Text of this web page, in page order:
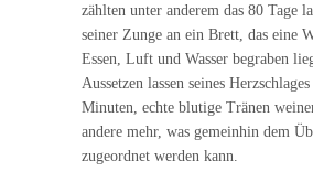
zählten unter anderem das 80 Tage
seiner Zunge an ein Brett, das eine
Essen, Luft und Wasser begraben
Aussetzen lassen seines
Minuten, echte blutige Tränen
andere mehr, was gemeinhin dem
zugeordnet werden kann.